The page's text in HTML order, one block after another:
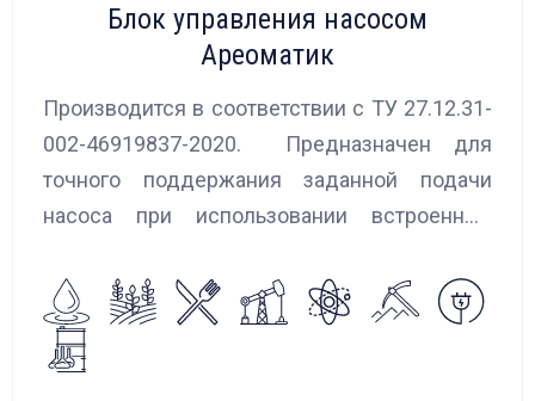
Блок управления насосом
Ареоматик
Производится в соответствии с ТУ 27.12.31-
002-46919837-2020. Предназначен для
точного поддержания заданной подачи
насоса при использовании встроенных
Блок управления Ареоматик совместим с
любыми насосами российских и
иностранных производителей.